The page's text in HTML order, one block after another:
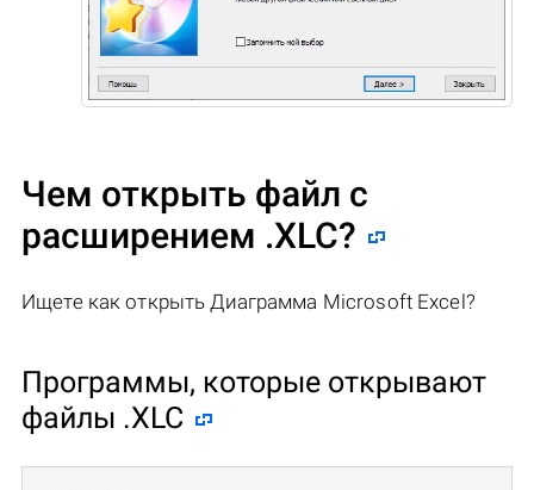
Чем открыть файл с
расширением .XLC?
Ищете как открыть Диаграмма Microsoft Excel?
Программы, которые открывают
файлы .XLC